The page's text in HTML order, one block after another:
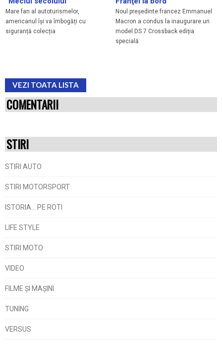
Mare fan al autoturismelor,
americanul își va îmbogăți cu
siguranță colecția
Noul președinte francez Emmanuel
Macron a condus la inaugurare un
model DS 7 Crossback ediția
specială
VEZI TOATA LISTA
COMENTARII
STIRI
STIRI AUTO
STIRI MOTORSPORT
ISTORIA... PE ROTI
LIFE STYLE
STIRI MOTO
VIDEO
FILME ŞI MAŞINI
TUNING
VERSUS